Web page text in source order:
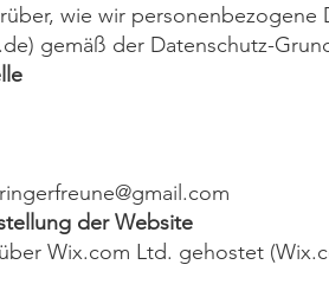
wie wir
gemäß der Datenschutz-
der Website
Wix.com Ltd. gehostet